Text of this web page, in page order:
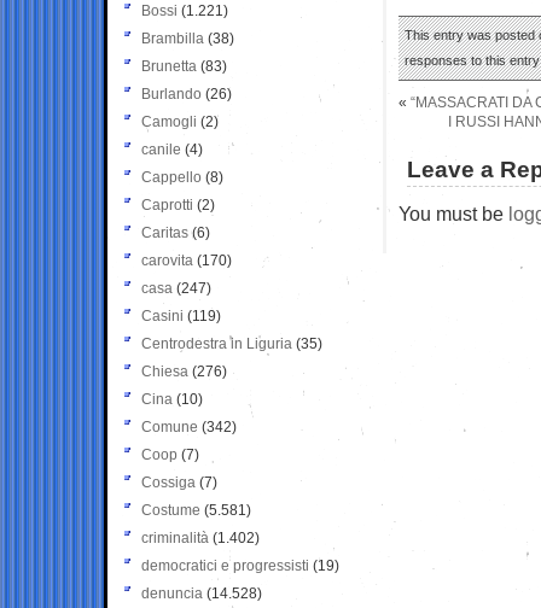
This entry was posted
responses to this
« “MASSACRATI DA
I RUSSI
Leave a
You must be
Bossi (1.221)
Brambilla (38)
Brunetta (83)
Burlando (26)
Camogli (2)
canile (4)
Cappello (8)
Caprotti (2)
Caritas (6)
carovita (170)
casa (247)
Casini (119)
Centrodestra in Liguria (35)
Chiesa (276)
Cina (10)
Comune (342)
Coop (7)
Cossiga (7)
Costume (5.581)
criminalità (1.402)
democratici e progressisti (19)
denuncia (14.528)